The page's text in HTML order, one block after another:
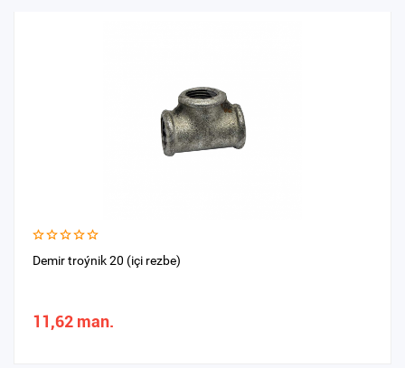
Demir troýnik 20 (içi rezbe)
11,62 man.